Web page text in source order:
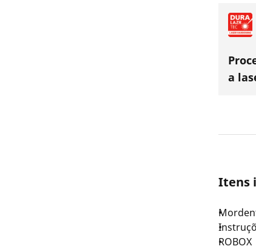
a
Itens
ROBOX